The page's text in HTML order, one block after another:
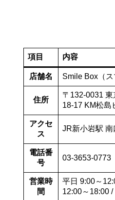
項目 内容
店舗名 Smile Box（ス
住所
〒132-0031
18-17 KM松島
アクセ
ス
JR新小岩駅
電話番
号
03-3653-0773
営業時
間
平日 9:00～
12:00～18:00